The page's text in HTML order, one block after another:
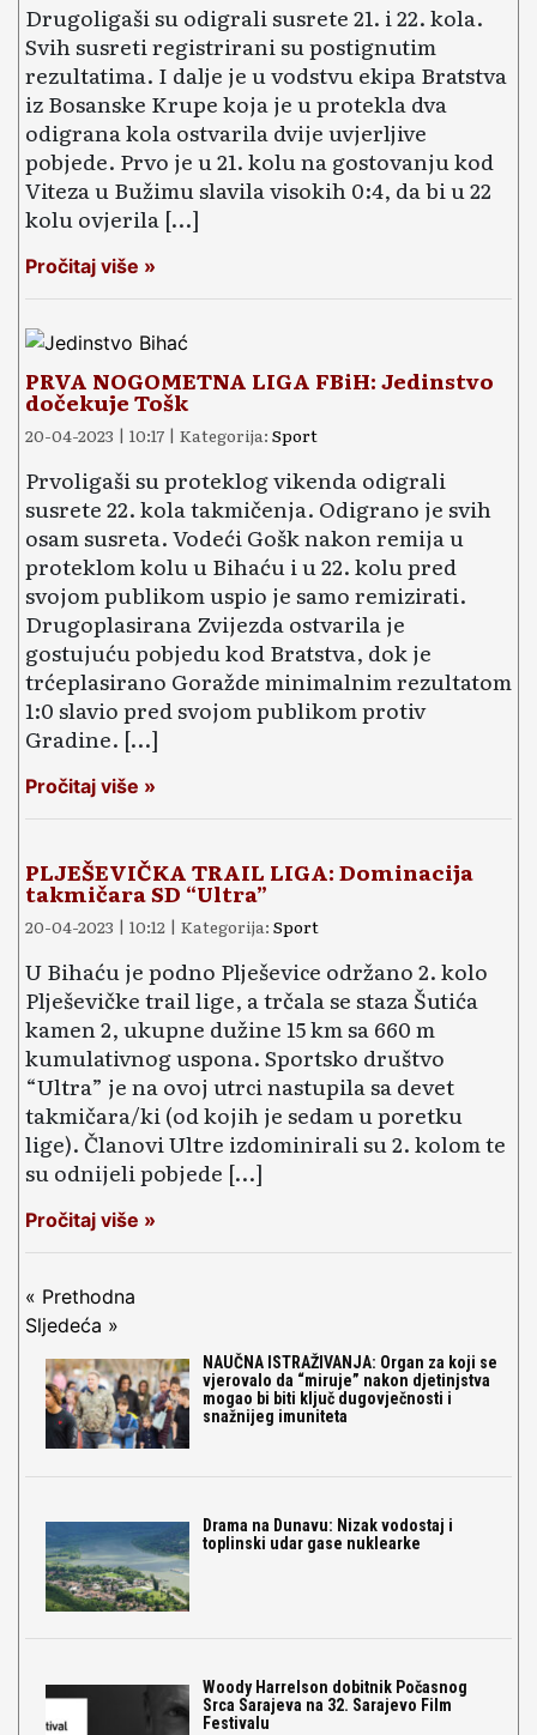
Drugoligaši su odigrali susrete 21. i 22. kola.
Svih susreti registrirani su postignutim
rezultatima. I dalje je u vodstvu ekipa Bratstva
iz Bosanske Krupe koja je u protekla dva
odigrana kola ostvarila dvije uvjerljive
pobjede. Prvo je u 21. kolu na gostovanju kod
Viteza u Bužimu slavila visokih 0:4, da bi u 22
kolu ovjerila […]
Pročitaj više »
PRVA NOGOMETNA LIGA FBiH: Jedinstvo
dočekuje Tošk
20-04-2023 | 10:17 | Kategorija: Sport
Prvoligaši su proteklog vikenda odigrali
susrete 22. kola takmičenja. Odigrano je svih
osam susreta. Vodeći Gošk nakon remija u
proteklom kolu u Bihaću i u 22. kolu pred
svojom publikom uspio je samo remizirati.
Drugoplasirana Zvijezda ostvarila je
gostujuću pobjedu kod Bratstva, dok je
trćeplasirano Goražde minimalnim rezultatom
1:0 slavio pred svojom publikom protiv
Gradine. […]
Pročitaj više »
PLJEŠEVIČKA TRAIL LIGA: Dominacija
takmičara SD “Ultra”
20-04-2023 | 10:12 | Kategorija: Sport
U Bihaću je podno Plješevice održano 2. kolo
Plješevičke trail lige, a trčala se staza Šutića
kamen 2, ukupne dužine 15 km sa 660 m
kumulativnog uspona. Sportsko društvo
“Ultra” je na ovoj utrci nastupila sa devet
takmičara/ki (od kojih je sedam u poretku
lige). Članovi Ultre izdominirali su 2. kolom te
su odnijeli pobjede […]
Pročitaj više »
« Prethodna
Sljedeća »
NAUČNA ISTRAŽIVANJA: Organ za koji se
vjerovalo da “miruje” nakon djetinjstva
mogao bi biti ključ dugovječnosti i
snažnijeg imuniteta
Drama na Dunavu: Nizak vodostaj i
toplinski udar gase nuklearke
Woody Harrelson dobitnik Počasnog
Srca Sarajeva na 32. Sarajevo Film
Festivalu